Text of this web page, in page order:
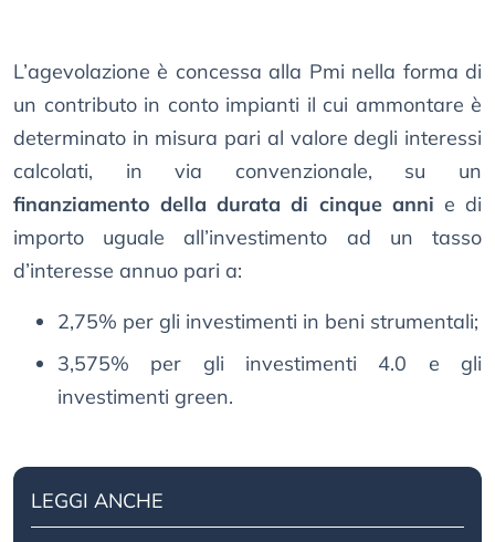
L’agevolazione è concessa alla Pmi nella forma di
un contributo in conto impianti il cui ammontare è
determinato in misura pari al valore degli interessi
calcolati, in via convenzionale, su un
finanziamento della durata di cinque anni e di
importo uguale all’investimento ad un tasso
d’interesse annuo pari a:
2,75% per gli investimenti in beni strumentali;
3,575% per gli investimenti 4.0 e gli
investimenti green.
LEGGI ANCHE